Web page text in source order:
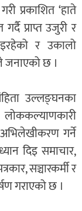
प्रकाशित ‘हाते
प्राप्त उजुरी र
र उकालो
छ ।
उल्लङ्घनका
गर्ने
दिइ समाचार,
सञ्चारकर्मी र
गराएको छ ।